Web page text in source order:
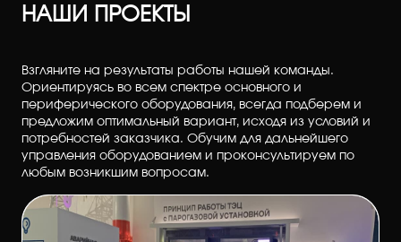
НАШИ ПРОЕКТЫ
Взгляните на результаты работы нашей команды.
Ориентируясь во всем спектре основного и
периферического оборудования, всегда подберем и
предложим оптимальный вариант, исходя из условий и
потребностей заказчика. Обучим для дальнейшего
управления оборудованием и проконсультируем по
любым возникшим вопросам.